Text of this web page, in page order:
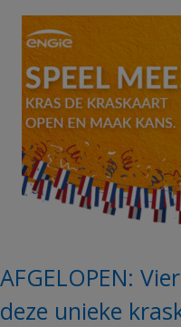
AFGELOPEN:
deze unieke